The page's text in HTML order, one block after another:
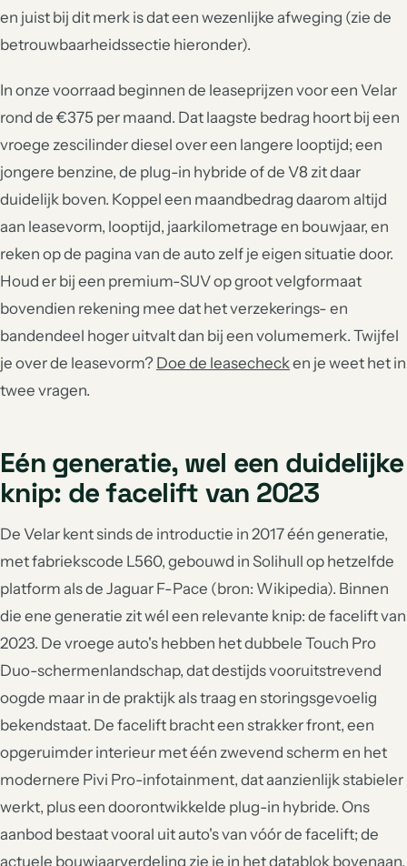
en juist bij dit merk is dat een wezenlijke afweging (zie de
betrouwbaarheidssectie hieronder).
In onze voorraad beginnen de leaseprijzen voor een Velar
rond de €375 per maand. Dat laagste bedrag hoort bij een
vroege zescilinder diesel over een langere looptijd; een
jongere benzine, de plug-in hybride of de V8 zit daar
duidelijk boven. Koppel een maandbedrag daarom altijd
aan leasevorm, looptijd, jaarkilometrage en bouwjaar, en
reken op de pagina van de auto zelf je eigen situatie door.
Houd er bij een premium-SUV op groot velgformaat
bovendien rekening mee dat het verzekerings- en
bandendeel hoger uitvalt dan bij een volumemerk. Twijfel
je over de leasevorm? Doe de leasechecken je weet het in
twee vragen.
Eén generatie, wel een duidelijke
knip: de facelift van 2023
De Velar kent sinds de introductie in 2017 één generatie,
met fabriekscode L560, gebouwd in Solihull op hetzelfde
platform als de Jaguar F-Pace (bron: Wikipedia). Binnen
die ene generatie zit wél een relevante knip: de facelift van
2023. De vroege auto's hebben het dubbele Touch Pro
Duo-schermenlandschap, dat destijds vooruitstrevend
oogde maar in de praktijk als traag en storingsgevoelig
bekendstaat. De facelift bracht een strakker front, een
opgeruimder interieur met één zwevend scherm en het
modernere Pivi Pro-infotainment, dat aanzienlijk stabieler
werkt, plus een doorontwikkelde plug-in hybride. Ons
aanbod bestaat vooral uit auto's van vóór de facelift; de
actuele bouwjaarverdeling zie je in het datablok bovenaan.